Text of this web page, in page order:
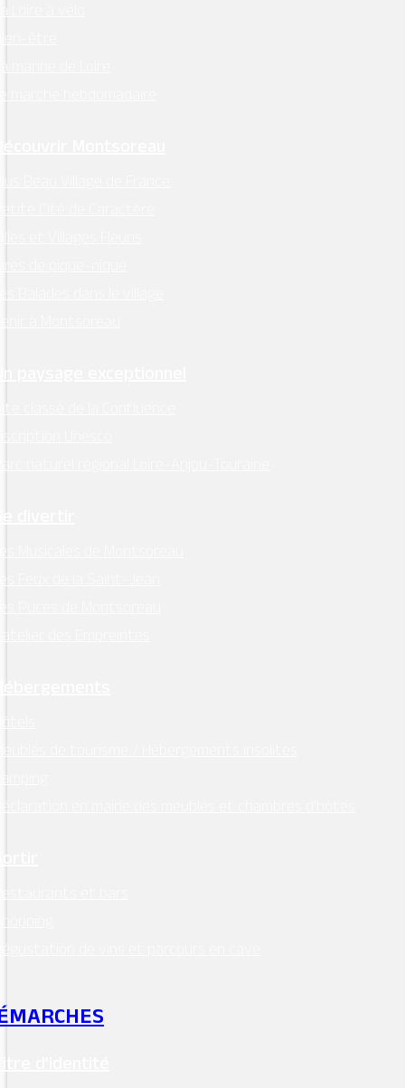
Loire à vélo
être
marine de Loire
marché hebdomadaire
Montsoreau
Beau Village de France
Cité de Caractère
et Villages Fleuris
de pique-nique
Balades dans le village
à Montsoreau
paysage exceptionnel
classé de la Confluence
Unesco
naturel régional Loire-Anjou-Touraine
divertir
Musicales de Montsoreau
Feux de la Saint-Jean
Puces de Montsoreau
des Empreintes
de tourisme / Hébergements insolites
en mairie des meublés et chambres d’hôtes
et bars
de vins et parcours en cave
d’identité